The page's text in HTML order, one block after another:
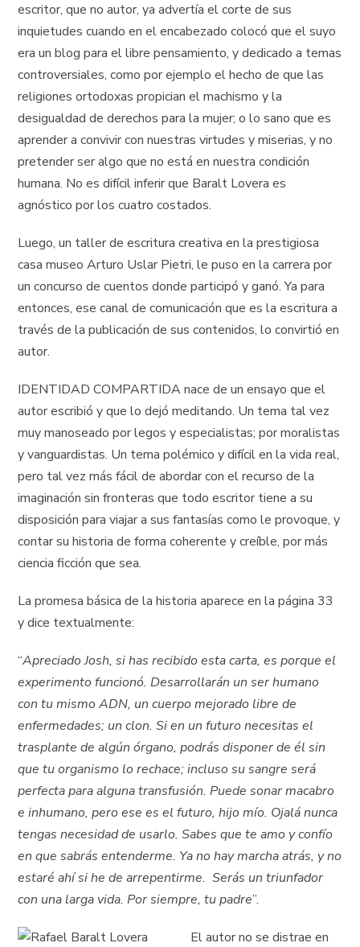
escritor, que no autor, ya advertía el corte de sus
inquietudes cuando en el encabezado colocó que el suyo
era un blog para el libre pensamiento, y dedicado a temas
controversiales, como por ejemplo el hecho de que las
religiones ortodoxas propician el machismo y la
desigualdad de derechos para la mujer; o lo sano que es
aprender a convivir con nuestras virtudes y miserias, y no
pretender ser algo que no está en nuestra condición
humana. No es difícil inferir que Baralt Lovera es
agnóstico por los cuatro costados.
Luego, un taller de escritura creativa en la prestigiosa
casa museo Arturo Uslar Pietri, le puso en la carrera por
un concurso de cuentos donde participó y ganó. Ya para
entonces, ese canal de comunicación que es la escritura a
través de la publicación de sus contenidos, lo convirtió en
autor.
IDENTIDAD COMPARTIDA nace de un ensayo que el
autor escribió y que lo dejó meditando. Un tema tal vez
muy manoseado por legos y especialistas; por moralistas
y vanguardistas. Un tema polémico y difícil en la vida real,
pero tal vez más fácil de abordar con el recurso de la
imaginación sin fronteras que todo escritor tiene a su
disposición para viajar a sus fantasías como le provoque, y
contar su historia de forma coherente y creíble, por más
ciencia ficción que sea.
La promesa básica de la historia aparece en la página 33
y dice textualmente:
“Apreciado Josh, si has recibido esta carta, es porque el
experimento funcionó. Desarrollarán un ser humano
con tu mismo ADN, un cuerpo mejorado libre de
enfermedades; un clon. Si en un futuro necesitas el
trasplante de algún órgano, podrás disponer de él sin
que tu organismo lo rechace; incluso su sangre será
perfecta para alguna transfusión. Puede sonar macabro
e inhumano, pero ese es el futuro, hijo mío. Ojalá nunca
tengas necesidad de usarlo. Sabes que te amo y confío
en que sabrás entenderme. Ya no hay marcha atrás, y no
estaré ahí si he de arrepentirme. Serás un triunfador
con una larga vida. Por siempre, tu padre”.
El autor no se distrae en